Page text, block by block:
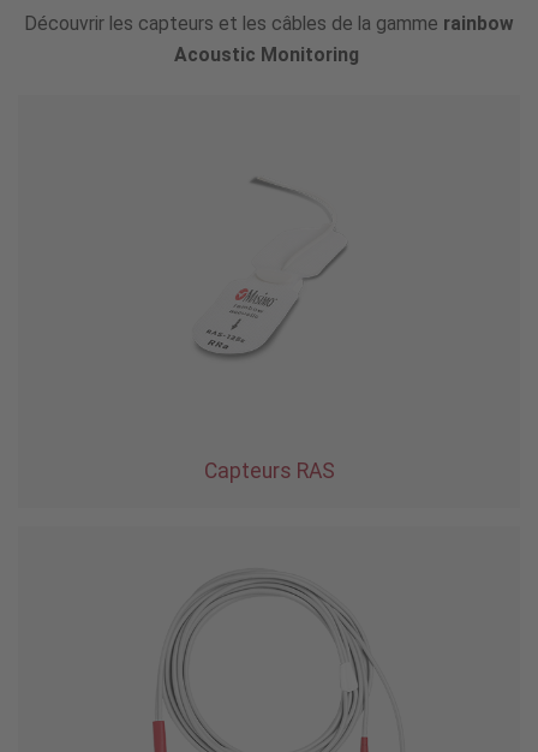
Découvrir les capteurs et les câbles de la gamme rainbow
Acoustic Monitoring
Capteurs RAS